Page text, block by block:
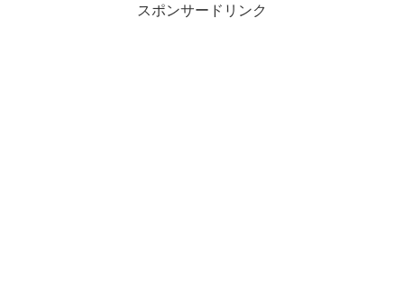
スポンサードリンク